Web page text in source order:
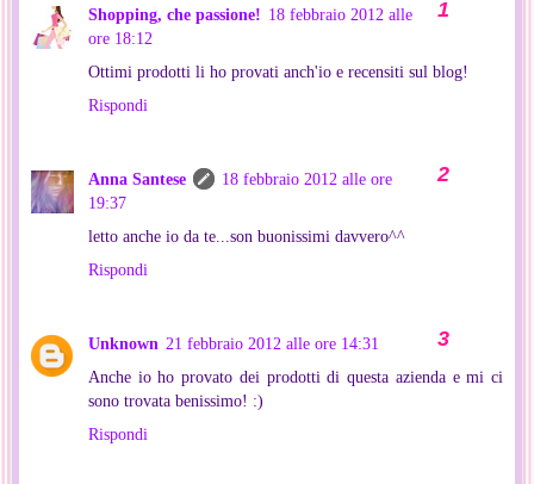
Shopping, che passione! 18 febbraio 2012 alle
ore 18:12
Ottimi prodotti li ho provati anch'io e recensiti sul blog!
Rispondi
Anna Santese
18 febbraio 2012 alle ore
19:37
letto anche io da te...son buonissimi davvero^^
Rispondi
Unknown 21 febbraio 2012 alle ore 14:31
Anche io ho provato dei prodotti di questa azienda e mi ci
sono trovata benissimo! :)
Rispondi